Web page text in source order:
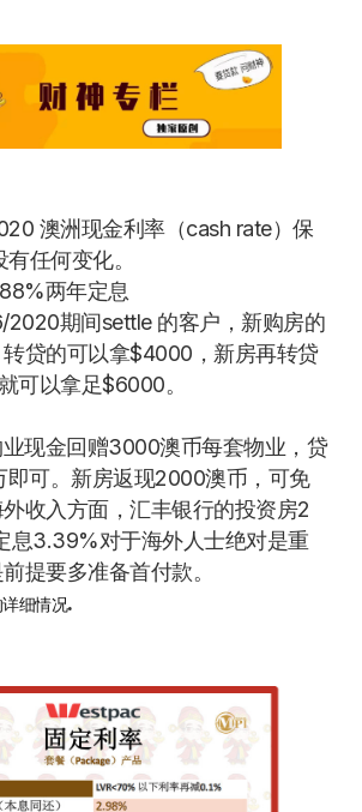
澳洲现金利率（cash rate）保
有任何变化。
两年定息
2020期间settle 的客户，新购房的
贷的可以拿$4000，新房再转贷
可以拿足$6000。
现金回赠3000澳币每套物业，贷
即可。新房返现2000澳币，可免
收入方面，汇丰银行的投资房2
息3.39%对于海外人士绝对是重
提要多准备首付款。
细情况.